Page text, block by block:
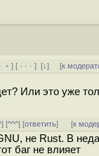
] [ · · ·][↓] [к
Или это уже
] [^^^] [ответить] [к
не Rust. В
баг не влияет